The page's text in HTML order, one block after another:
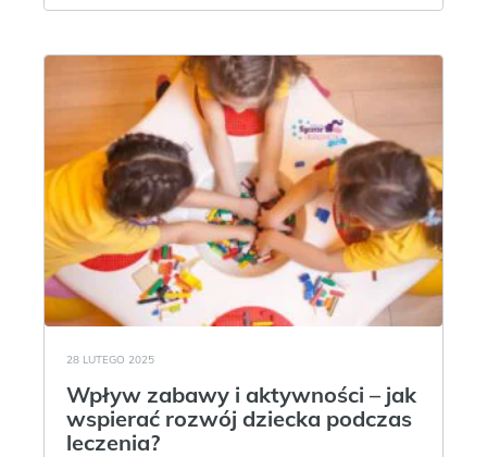
28 LUTEGO 2025
Wpływ zabawy i aktywności – jak
wspierać rozwój dziecka podczas
leczenia?